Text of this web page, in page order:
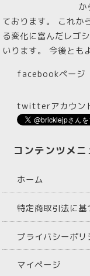
か
ております。 これか
る変化に富んだレゴ
いります。 今後とも
facebookページ
twitterアカウン
コンテンツメニ
ホーム
特定商取引法に基
プライバシーポリ
マイページ